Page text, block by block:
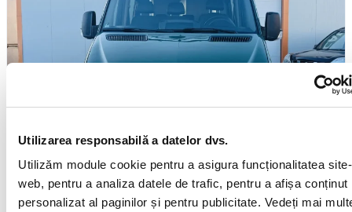
Utilizarea responsabilă a datelor dvs.
Utilizăm module cookie pentru a asigura funcționalitatea
web, pentru a analiza datele de trafic, pentru a afișa conținut
personalizat al paginilor și pentru publicitate. Vedeți mai
Mercedes-Benz Sprinter
2017Motorină 3.0l Manuală 180 446km